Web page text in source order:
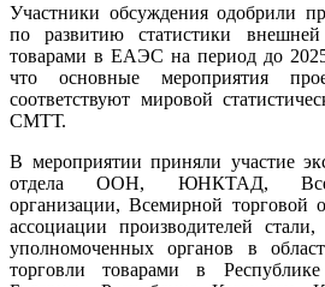
Участники обсуждения одобрили
по развитию статистики
товарами в ЕАЭС на период до
что основные мероприятия
соответствуют мировой
СМТТ.
В мероприятии приняли участие
отдела ООН, ЮНКТАД,
организации, Всемирной торговой
ассоциации производителей
уполномоченных органов в
торговли товарами в